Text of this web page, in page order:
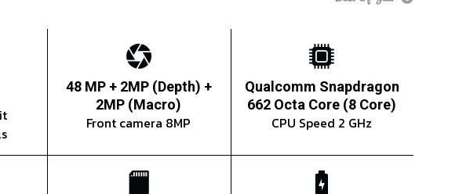
48 MP + 2MP (Depth) +
2MP (Macro)
Front camera 8MP
Qualcomm Snapdragon
662 Octa Core (8 Core)
CPU Speed 2 GHz